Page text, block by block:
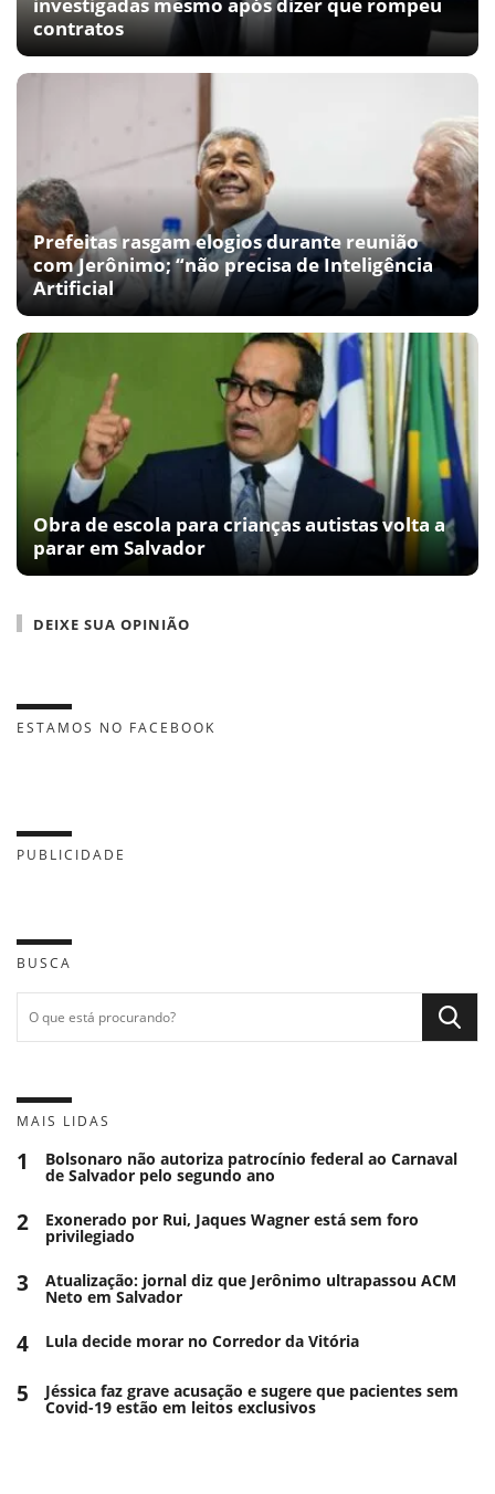
investigadas mesmo após dizer que rompeu
contratos
Prefeitas rasgam elogios durante reunião
com Jerônimo; “não precisa de Inteligência
Artificial
Obra de escola para crianças autistas volta a
parar em Salvador
DEIXE SUA OPINIÃO
ESTAMOS NO FACEBOOK
PUBLICIDADE
BUSCA
MAIS LIDAS
1 Bolsonaro não autoriza patrocínio federal ao Carnaval
de Salvador pelo segundo ano
2 Exonerado por Rui, Jaques Wagner está sem foro
privilegiado
3 Atualização: jornal diz que Jerônimo ultrapassou ACM
Neto em Salvador
4 Lula decide morar no Corredor da Vitória
5 Jéssica faz grave acusação e sugere que pacientes sem
Covid-19 estão em leitos exclusivos